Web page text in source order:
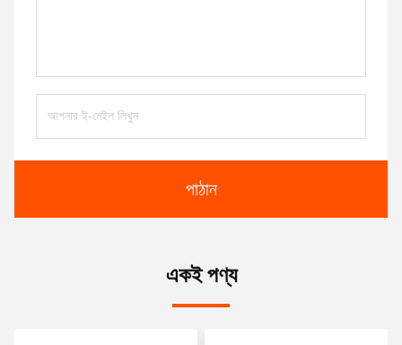
পাঠান
একই পণ্য